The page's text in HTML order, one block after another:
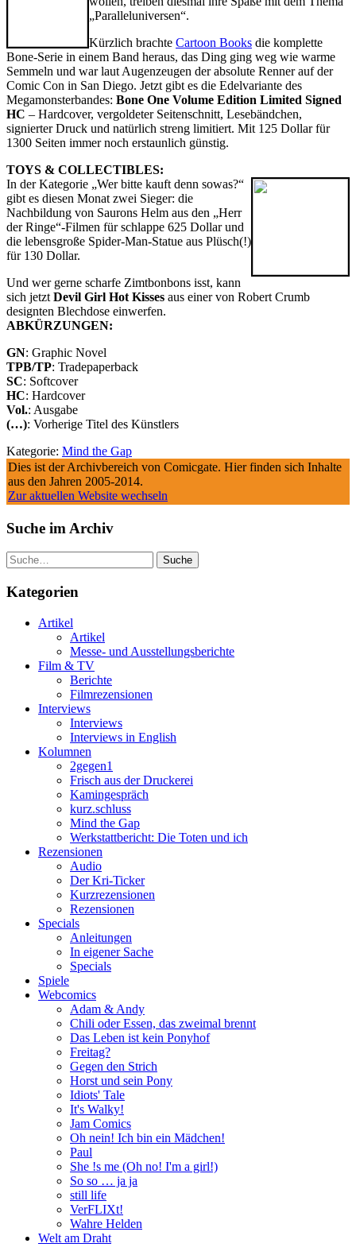
„Paralleluniversen“.
Kürzlich brachte Cartoon Books die komplette
Bone-Serie in einem Band heraus, das Ding ging weg wie warme
Semmeln und war laut Augenzeugen der absolute Renner auf der
Comic Con in San Diego. Jetzt gibt es die Edelvariante des
Megamonsterbandes: Bone One Volume Edition Limited Signed
HC – Hardcover, vergoldeter Seitenschnitt, Lesebändchen,
signierter Druck und natürlich streng limitiert. Mit 125 Dollar für
1300 Seiten immer noch erstaunlich günstig.
TOYS & COLLECTIBLES:
In der Kategorie „Wer bitte kauft denn sowas?“
gibt es diesen Monat zwei Sieger: die
Nachbildung von Saurons Helm aus den „Herr
der Ringe“-Filmen für schlappe 625 Dollar und
die lebensgroße Spider-Man-Statue aus Plüsch(!)
für 130 Dollar.
Und wer gerne scharfe Zimtbonbons isst, kann
sich jetzt Devil Girl Hot Kisses aus einer von Robert Crumb
designten Blechdose einwerfen.
ABKÜRZUNGEN:
GN: Graphic Novel
TPB/TP: Tradepaperback
SC: Softcover
HC: Hardcover
Vol.: Ausgabe
(…): Vorherige Titel des Künstlers
Kategorie: Mind the Gap
Dies ist der Archivbereich von Comicgate. Hier finden sich Inhalte
aus den Jahren 2005-2014.
Zur aktuellen Website wechseln
Suche im Archiv
Suche
Kategorien
Artikel
Artikel
Messe- und Ausstellungsberichte
Film & TV
Berichte
Filmrezensionen
Interviews
Interviews
Interviews in English
Kolumnen
2gegen1
Frisch aus der Druckerei
Kamingespräch
kurz.schluss
Mind the Gap
Werkstattbericht: Die Toten und ich
Rezensionen
Audio
Der Kri-Ticker
Kurzrezensionen
Rezensionen
Specials
Anleitungen
In eigener Sache
Specials
Spiele
Webcomics
Adam & Andy
Chili oder Essen, das zweimal brennt
Das Leben ist kein Ponyhof
Freitag?
Gegen den Strich
Horst und sein Pony
Idiots' Tale
It's Walky!
Jam Comics
Oh nein! Ich bin ein Mädchen!
Paul
She !s me (Oh no! I'm a girl!)
So so … ja ja
still life
VerFLIXt!
Wahre Helden
Welt am Draht